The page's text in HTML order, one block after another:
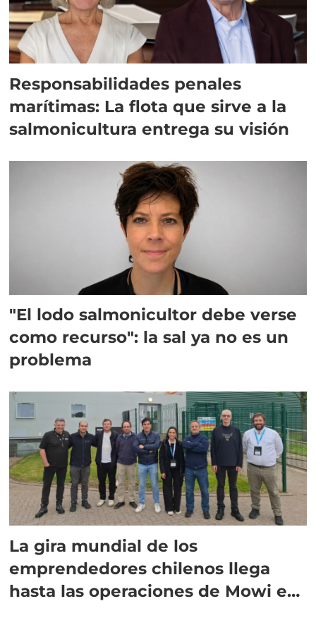
Responsabilidades penales
marítimas: La flota que sirve a la
salmonicultura entrega su visión
"El lodo salmonicultor debe verse
como recurso": la sal ya no es un
problema
La gira mundial de los
emprendedores chilenos llega
hasta las operaciones de Mowi en